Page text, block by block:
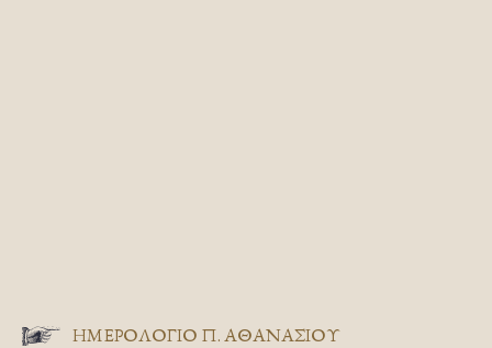
ΗΜΕΡΟΛΟΓΙΟ Π. ΑΘΑΝΑΣΙΟΥ